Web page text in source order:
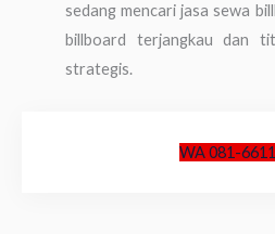
sedang mencari jasa sewa
billboard terjangkau dan
strategis.
WA 081-